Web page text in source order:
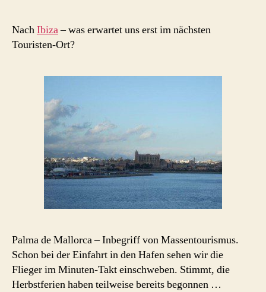
NachIbiza– was erwartet uns erst im nächsten
Touristen-Ort?
Palma de Mallorca – Inbegriff von Massentourismus.
Schon bei der Einfahrt in den Hafen sehen wir die
Flieger im Minuten-Takt einschweben. Stimmt, die
Herbstferien haben teilweise bereits begonnen …